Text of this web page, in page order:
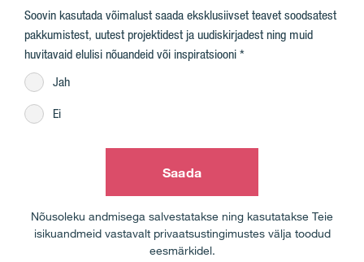
Soovin kasutada võimalust saada eksklusiivset teavet soodsatest
pakkumistest, uutest projektidest ja uudiskirjadest ning muid
huvitavaid elulisi nõuandeid või inspiratsiooni
Jah
Ei
Saada
Nõusoleku andmisega salvestatakse ning kasutatakse Teie
isikuandmeid vastavalt privaatsustingimustes välja toodud
eesmärkidel.